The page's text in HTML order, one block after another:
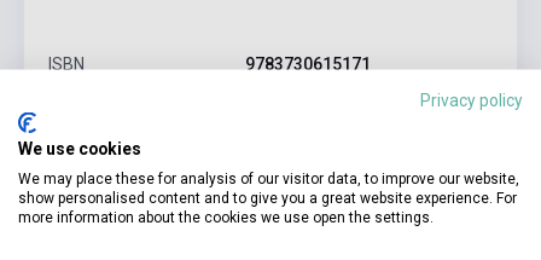
ISBN 9783730615171
Pages
Binding Hard cover
Privacy policy
We use cookies
We may place these for analysis of our visitor data, to improve our website,
show personalised content and to give you a great website experience. For
more information about the cookies we use open the settings.